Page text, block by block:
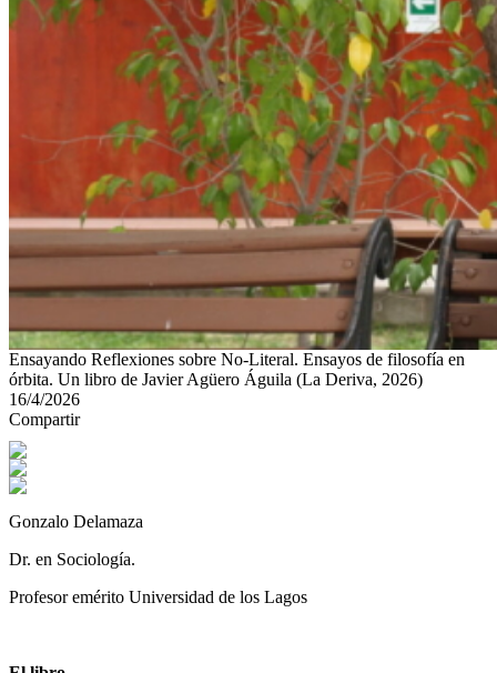
Ensayando Reflexiones sobre No-Literal. Ensayos de filosofía en
órbita. Un libro de Javier Agüero Águila (La Deriva, 2026)
16/4/2026
Compartir
Gonzalo Delamaza
Dr. en Sociología.
Profesor emérito Universidad de los Lagos